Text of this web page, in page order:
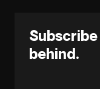
behind.